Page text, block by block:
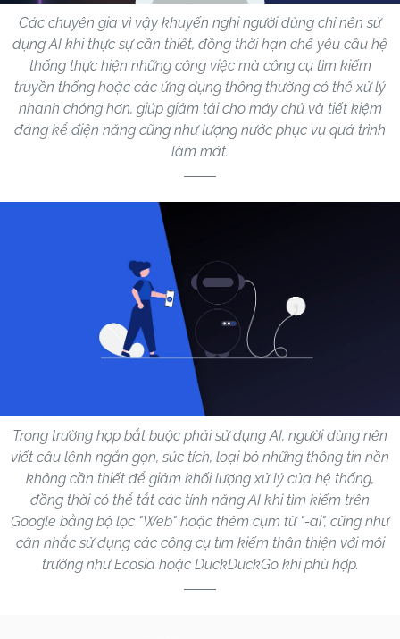
Các chuyên gia vì vậy khuyến nghị người dùng chỉ nên sử
dụng AI khi thực sự cần thiết, đồng thời hạn chế yêu cầu hệ
thống thực hiện những công việc mà công cụ tìm kiếm
truyền thống hoặc các ứng dụng thông thường có thể xử lý
nhanh chóng hơn, giúp giảm tải cho máy chủ và tiết kiệm
đáng kể điện năng cũng như lượng nước phục vụ quá trình
làm mát.
Trong trường hợp bắt buộc phải sử dụng AI, người dùng nên
viết câu lệnh ngắn gọn, súc tích, loại bỏ những thông tin nền
không cần thiết để giảm khối lượng xử lý của hệ thống,
đồng thời có thể tắt các tính năng AI khi tìm kiếm trên
Google bằng bộ lọc "Web" hoặc thêm cụm từ "-ai", cũng như
cân nhắc sử dụng các công cụ tìm kiếm thân thiện với môi
trường như Ecosia hoặc DuckDuckGo khi phù hợp.